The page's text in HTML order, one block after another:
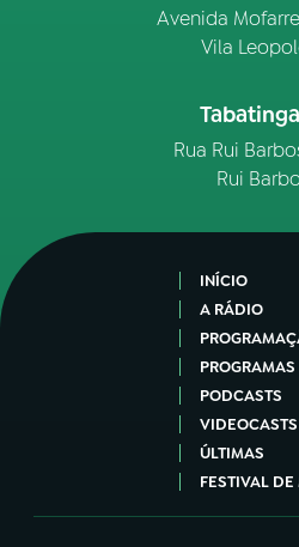
Avenida
Vila
Rua Rui
Rui
INÍCIO
A RÁDIO
PROGRAMAS
PODCASTS
VIDEOCASTS
ÚLTIMAS
FESTIVAL